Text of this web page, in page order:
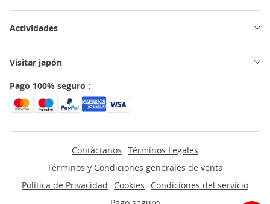
Actividades
Visitar japón
Pago 100% seguro :
Contáctanos Términos Legales
Términos y Condiciones generales de venta
Política de Privacidad
Cookies
Condiciones del servicio